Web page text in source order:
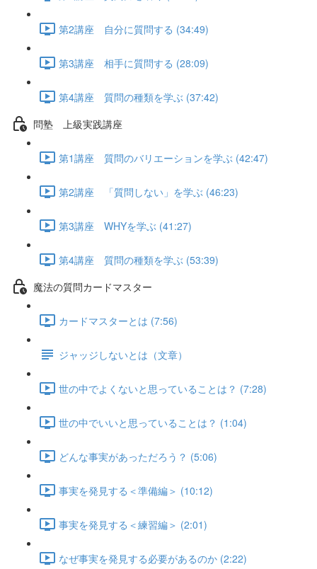
第2講座 自分に質問する (34:49)
第3講座 相手に質問する (28:09)
第4講座 質問の種類を学ぶ (37:42)
問塾 上級実践講座
第1講座 質問のバリエーションを学ぶ (42:47)
第2講座 「質問しない」を学ぶ (46:23)
第3講座 WHYを学ぶ (41:27)
第4講座 質問の種類を学ぶ (53:39)
魔法の質問カードマスター
カードマスターとは (7:56)
ジャッジしないとは（文章）
世の中でよくないと思っていることは？ (7:28)
世の中でいいと思っていることは？ (1:04)
どんな事実があっただろう？ (5:06)
事実を発見する＜準備編＞ (10:12)
事実を発見する＜練習編＞ (2:01)
なぜ事実を発見する必要があるのか (2:22)